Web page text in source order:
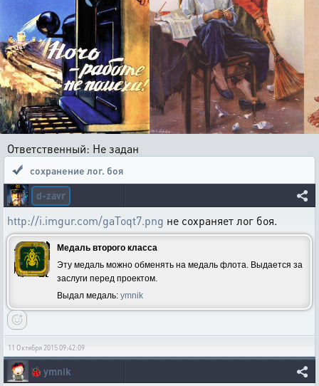
Ответственный: Не задан
сохранение лог. боя
d-zavr
http://i.imgur.com/gaToqt7.png не сохраняет лог боя.
Медаль второго класса
Эту медаль можно обменять на медаль флота. Выдается за
заслуги перед проектом.
Выдал медаль: ymnik
11 Октября 2015 09:42:09
🐞 ymnik